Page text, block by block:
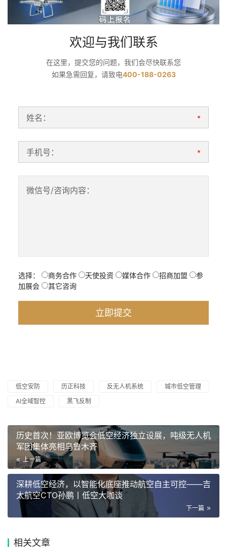
欢迎与我们联系
在这里，提交您的问题，我们会尽快联系您
如果急需回复，请致电400-188-0263
姓名： *
手机号： *
微信号/咨询内容：
选择： 商务合作 天使投资 媒体合作 招商加盟
参
加展会
其它咨询
低空安防 历正科技 反无人机系统
城市低空管理
AI全域智控
黑飞反制
历史首次！亚欧博览会低空经济独立设展，吨级无人机
军团集体亮相乌鲁木齐
上一篇
深耕低空经济，以智能化底座推动航空自主可控——吉
太航空CTO孙鹏丨低空大咖谈
下一篇
相关文章